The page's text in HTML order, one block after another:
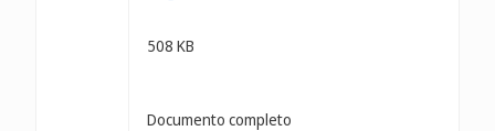
508 KB
Documento completo